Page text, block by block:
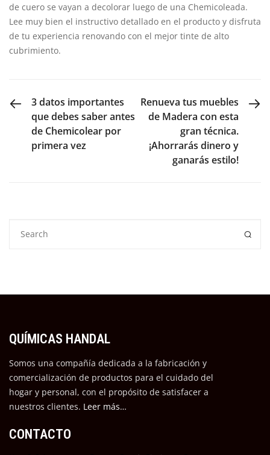
de cuero se vayan a decolorar luego de una Chemicoleada.
Lee muy bien el instructivo detallado en el producto y disfruta
de tu experiencia renovando con el mejor tinte de alto
cubrimiento.
PREVIOUS POST
3 datos importantes
que debes saber antes
de Chemicolear por
primera vez
NEXT POST
Renueva tus muebles
de Madera con esta
gran técnica.
¡Ahorrarás dinero y
ganarás estilo!
QUÍMICAS HANDAL
Somos una compañía dedicada a la fabricación y
comercialización de productos para el cuidado del
hogar y personal, con el propósito de satisfacer a
nuestros clientes. Leer más…
CONTACTO